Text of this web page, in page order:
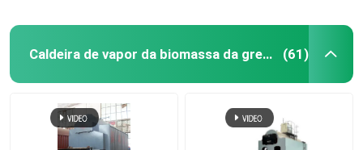
Caldeira de vapor da biomassa da grelha da corrente (61)